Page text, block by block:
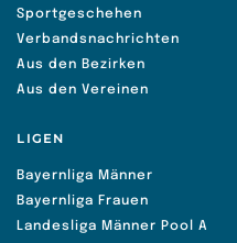
Sportgeschehen
Verbandsnachrichten
Aus den Bezirken
Aus den Vereinen
LIGEN
Bayernliga Männer
Bayernliga Frauen
Landesliga Männer Pool A